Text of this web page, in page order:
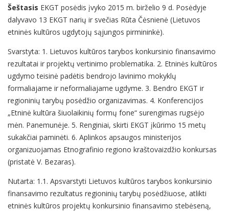
Šeštasis EKGT posėdis įvyko 2015 m. birželio 9 d. Posėdyje
dalyvavo 13 EKGT narių ir svečias Rūta Čėsnienė (Lietuvos
etninės kultūros ugdytojų sąjungos pirmininkė).
Svarstyta: 1. Lietuvos kultūros tarybos konkursinio finansavimo
rezultatai ir projektų vertinimo problematika. 2. Etninės kultūros
ugdymo teisinė padėtis bendrojo lavinimo mokyklų
formaliajame ir neformaliajame ugdyme. 3. Bendro EKGT ir
regioninių tarybų posėdžio organizavimas. 4. Konferencijos
„Etninė kultūra šiuolaikinių formų fone“ surengimas rugsėjo
mėn. Panemunėje. 5. Renginiai, skirti EKGT įkūrimo 15 metų
sukakčiai paminėti. 6. Aplinkos apsaugos ministerijos
organizuojamas Etnografinio regiono kraštovaizdžio konkursas
(pristatė V. Bezaras).
Nutarta: 1.1. Apsvarstyti Lietuvos kultūros tarybos konkursinio
finansavimo rezultatus regioninių tarybų posėdžiuose, atlikti
etninės kultūros projektų konkursinio finansavimo stebėseną,